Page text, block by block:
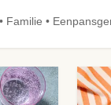
Familie •